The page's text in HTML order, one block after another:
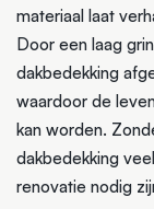
materiaal laat
Door een laag
dakbedekking
waardoor de
kan worden.
dakbedekking
renovatie nodig